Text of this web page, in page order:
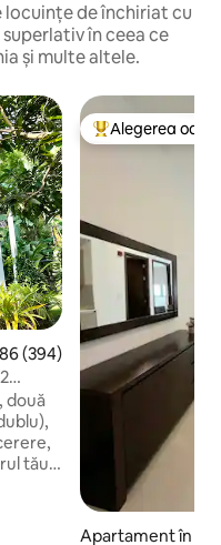
locuințe de închiriat cu
în ceea ce
și multe altele.
mediu de 4,86 din 5, 394
(394)
tău!
Locuință din
Alegerea
Apartament în